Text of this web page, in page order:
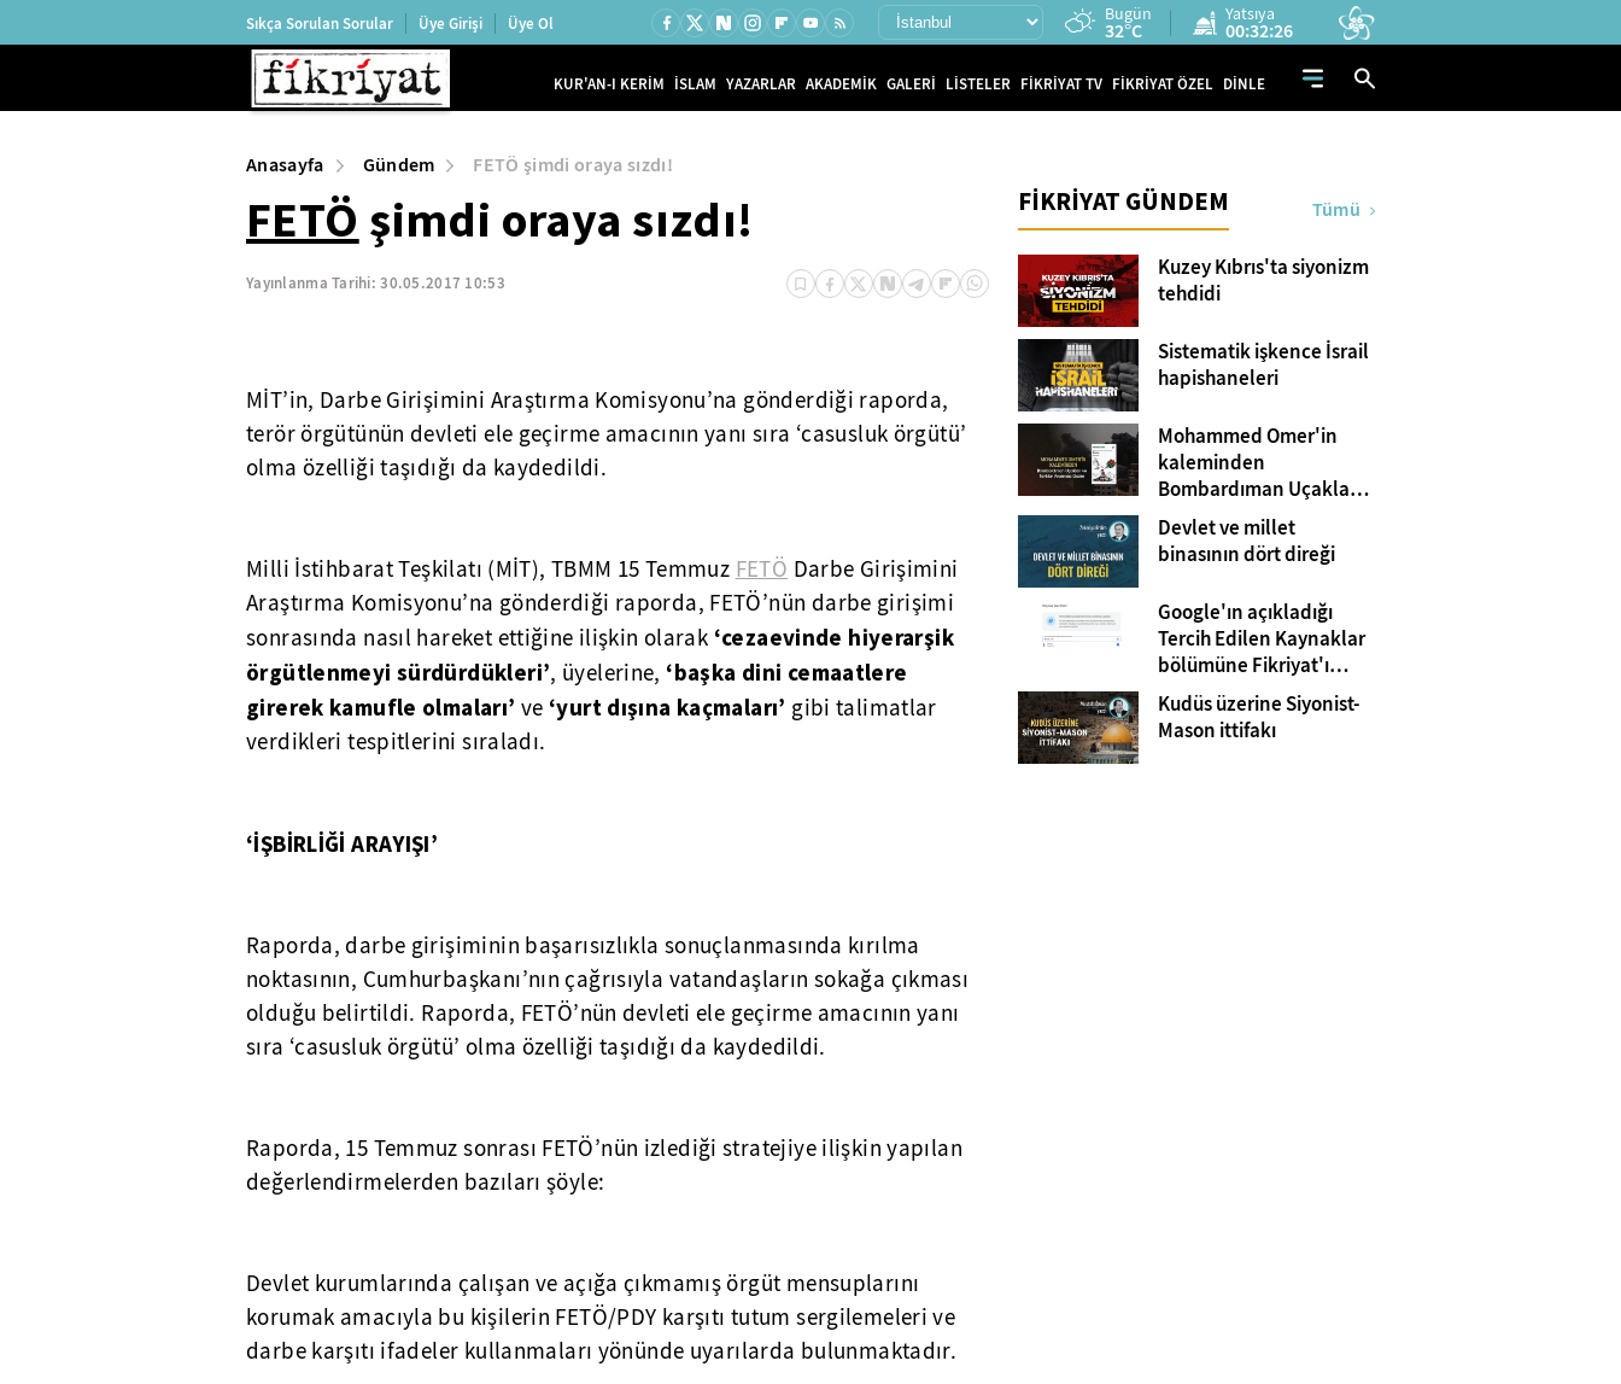
Sıkça Sorulan Sorular Üye Girişi Üye Ol Bugün
32°C
Yatsıya
00:32:25
KUR'AN-I KERİM İSLAM YAZARLAR AKADEMİK GALERİ LİSTELER FİKRİYAT TV FİKRİYAT ÖZEL DİNLE
Anasayfa Gündem FETÖ şimdi oraya sızdı!
FETÖ şimdi oraya sızdı!
Yayınlanma Tarihi:30.05.2017 10:53
MİT’in, Darbe Girişimini Araştırma Komisyonu’na gönderdiği raporda,
terör örgütünün devleti ele geçirme amacının yanı sıra ‘casusluk örgütü’
olma özelliği taşıdığı da kaydedildi.
Milli İstihbarat Teşkilatı (MİT), TBMM 15 Temmuz FETÖ Darbe Girişimini
Araştırma Komisyonu’na gönderdiği raporda, FETÖ’nün darbe girişimi
sonrasında nasıl hareket ettiğine ilişkin olarak ‘cezaevinde hiyerarşik
örgütlenmeyi sürdürdükleri’, üyelerine, ‘başka dini cemaatlere
girerek kamufle olmaları’ ve ‘yurt dışına kaçmaları’ gibi talimatlar
verdikleri tespitlerini sıraladı.
‘İŞBİRLİĞİ ARAYIŞI’
Raporda, darbe girişiminin başarısızlıkla sonuçlanmasında kırılma
noktasının, Cumhurbaşkanı’nın çağrısıyla vatandaşların sokağa çıkması
olduğu belirtildi. Raporda, FETÖ’nün devleti ele geçirme amacının yanı
sıra ‘casusluk örgütü’ olma özelliği taşıdığı da kaydedildi.
Raporda, 15 Temmuz sonrası FETÖ’nün izlediği stratejiye ilişkin yapılan
değerlendirmelerden bazıları şöyle:
Devlet kurumlarında çalışan ve açığa çıkmamış örgüt mensuplarını
korumak amacıyla bu kişilerin FETÖ/PDY karşıtı tutum sergilemeleri ve
darbe karşıtı ifadeler kullanmaları yönünde uyarılarda bulunmaktadır.
FİKRİYAT GÜNDEM Tümü
Kuzey Kıbrıs'ta siyonizm
tehdidi
Sistematik işkence İsrail
hapishaneleri
Mohammed Omer'in
kaleminden
Bombardıman Uçakları
ve Tanklar Arasında
Gazze
Devlet ve millet
binasının dört direği
Google'ın açıkladığı
Tercih Edilen Kaynaklar
bölümüne Fikriyat'ı
eklemeyi unutmayın!
Kudüs üzerine Siyonist-
Mason ittifakı